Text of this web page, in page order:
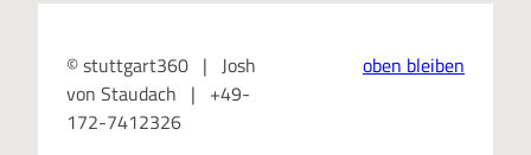
© stuttgart360 | Josh
von Staudach | +49-
172-7412326
oben bleiben